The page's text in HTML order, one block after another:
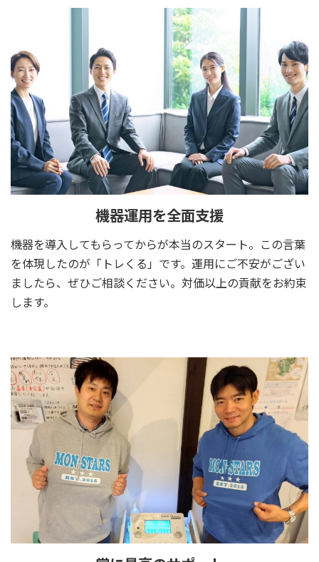
機器運用を全面支援
機器を導入してもらってからが本当のスタート。この言葉
を体現したのが「トレくる」です。運用にご不安がござい
ましたら、ぜひご相談ください。対価以上の貢献をお約束
します。